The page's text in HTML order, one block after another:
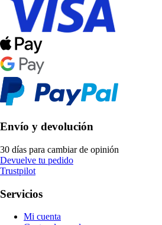
Envío y devolución
30 días para cambiar de opinión
Devuelve tu pedido
Trustpilot
Servicios
Mi cuenta